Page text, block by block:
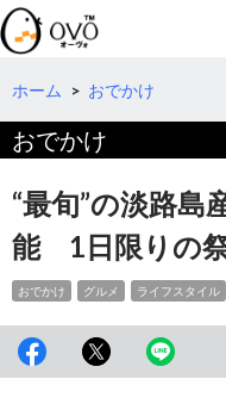
検
索
コ
テ
ツ
へ
移
ホーム > おでかけ
おでかけ
“最旬”の淡路島
能 1日限りの
おでかけ グルメ ライフスタイル